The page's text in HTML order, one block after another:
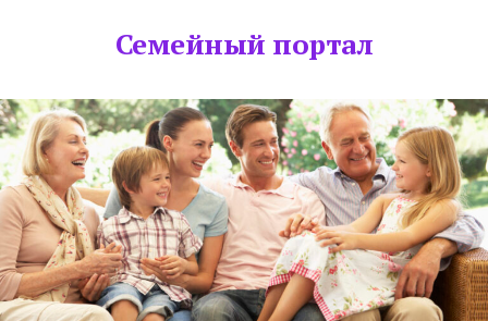
Семейный портал